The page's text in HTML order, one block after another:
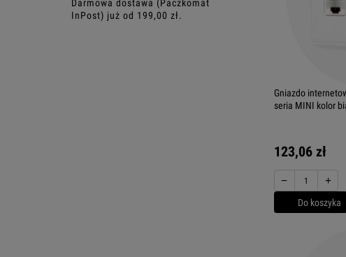
Darmowa dostawa (Paczkomat
InPost) już od 199,00 zł.
Gniazdo
seria MINI kolor
123,06 zł
− +
Do koszyka